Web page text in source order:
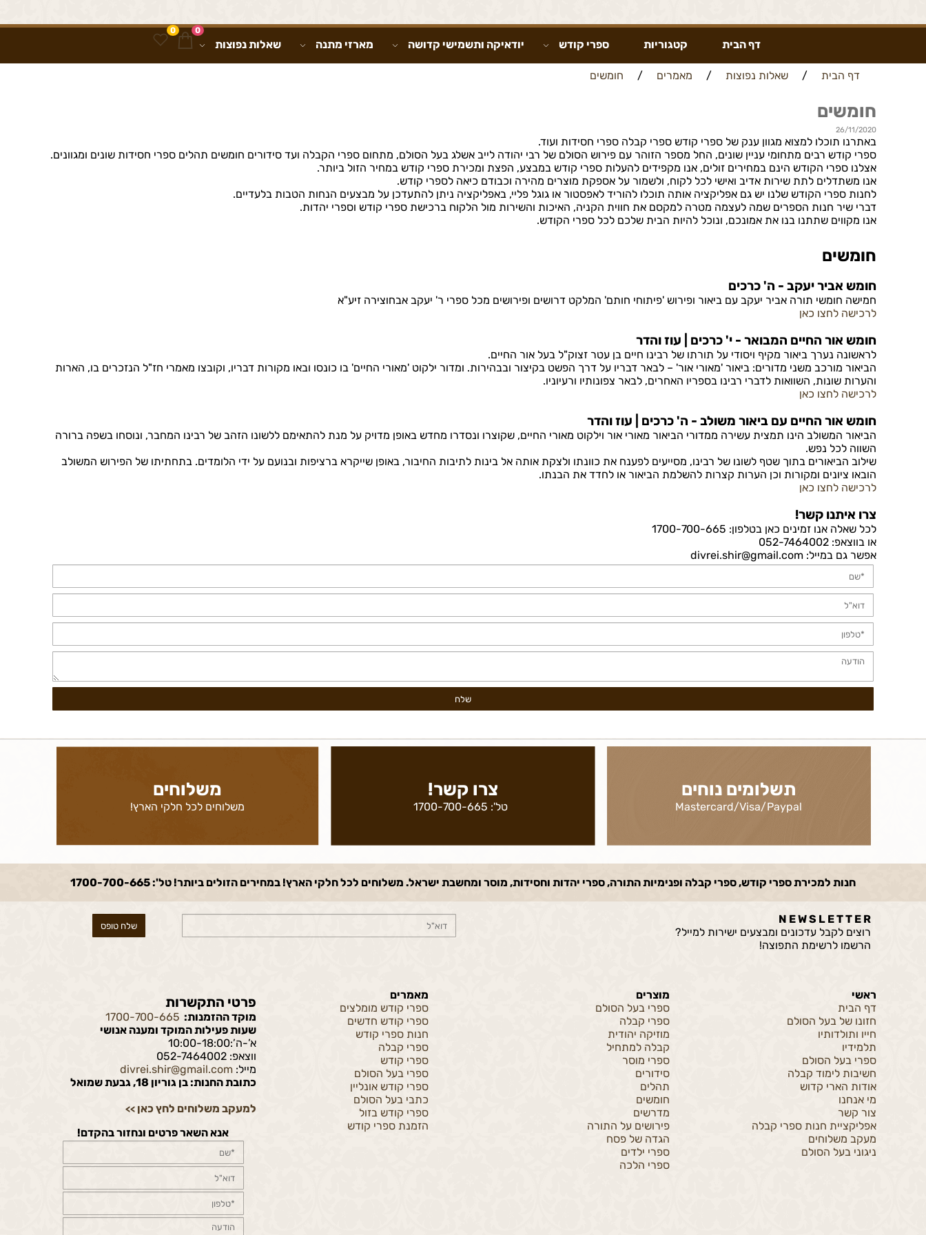
0 0
דף הבית קטגוריות ספרי קודש יודאיקה ותשמישי קדושה מארזי מתנה שאלות נפוצות
דף הבית / שאלות נפוצות / מאמרים / חומשים
חומשים
26/11/2020
באתרנו תוכלו למצוא מגוון ענק של ספרי קודש ספרי קבלה ספרי חסידות ועוד.
ספרי קודש רבים מתחומי עניין שונים, החל מספר הזוהר עם פירוש הסולם של רבי יהודה לייב אשלג בעל הסולם, מתחום ספרי הקבלה ועד סידורים חומשים תהלים ספרי חסידות שונים ומגוונים.
אצלנו ספרי הקודש הינם במחירים זולים, אנו מקפידים להעלות ספרי קודש במבצע, הפצת ומכירת ספרי קודש במחיר הזול ביותר.
אנו משתדלים לתת שירות אדיב ואישי לכל לקוח, ולשמור על אספקת מוצרים מהירה וכבודם כיאה לספרי קודש.
לחנות ספרי הקודש שלנו יש גם אפליקציה אותה תוכלו להוריד לאפסטור או גוגל פליי, באפליקציה ניתן להתעדכן על מבצעים הנחות הטבות בלעדיים.
דברי שיר חנות הספרים שמה לעצמה מטרה למקסם את חווית הקניה, האיכות והשירות מול הלקוח ברכישת ספרי קודש וספרי יהדות.
אנו מקווים שתתנו בנו את אמונכם, ונוכל להיות הבית שלכם לכל ספרי הקודש.
חומשים
חומש אביר יעקב - ה' כרכים
חמישה חומשי תורה אביר יעקב עם ביאור ופירוש 'פיתוחי חותם' המלקט דרושים ופירושים מכל ספרי ר' יעקב אבחוצירה זיע"א
לרכישה לחצו כאן
חומש אור החיים המבואר - י' כרכים | עוז והדר
לראשונה נערך ביאור מקיף ויסודי על תורתו של רבינו חיים בן עטר זצוק"ל בעל אור החיים.
הביאור מורכב משני מדורים: ביאור 'מאורי אור' – לבאר דבריו על דרך הפשט בקיצור ובבהירות. ומדור ילקוט 'מאורי החיים' בו כונסו ובאו מקורות דבריו, וקובצו מאמרי חז"ל הנזכרים בו, הארות
והערות שונות, השוואות לדברי רבינו בספריו האחרים, לבאר צפונותיו ורעיוניו.
לרכישה לחצו כאן
חומש אור החיים עם ביאור משולב - ה' כרכים | עוז והדר
הביאור המשולב הינו תמצית עשירה ממדורי הביאור מאורי אור וילקוט מאורי החיים, שקוצרו ונסדרו מחדש באופן מדויק על מנת להתאימם ללשונו הזהב של רבינו המחבר, ונוסחו בשפה ברורה
השווה לכל נפש.
שילוב הביאורים בתוך שטף לשונו של רבינו, מסייעים לפענח את כוונתו ולצקת אותה אל בינות לתיבות החיבור, באופן שייקרא ברציפות ובנועם על ידי הלומדים. בתחתיתו של הפירוש המשולב
הובאו ציונים ומקורות וכן הערות קצרות להשלמת הביאור או לחדד את הבנתו.
לרכישה לחצו כאן
צרו איתנו קשר!
לכל שאלה אנו זמינים כאן בטלפון: 1700-700-665
או בווצאפ: 052-7464002
אפשר גם במייל: divrei.shir@gmail.com
תשלומים נוחים
Mastercard/Visa/Paypal
צרו קשר!
טל': 1700-700-665
משלוחים
משלוחים לכל חלקי הארץ!
חנות למכירת ספרי קודש, ספרי קבלה ופנימיות התורה, ספרי יהדות וחסידות, מוסר ומחשבת ישראל. משלוחים לכל חלקי הארץ! במחירים הזולים ביותר! טל': 1700-700-665
N E W S L E T T E R
רוצים לקבל עדכונים ומבצעים ישירות למייל?
הרשמו לרשימת התפוצה!
ראשי
דף הבית
חזונו של בעל הסולם
חייו ותולדותיו
תלמידיו
ספרי בעל הסולם
חשיבות לימוד קבלה
אודות הארי קדוש
מי אנחנו
צור קשר
אפליקציית חנות ספרי קבלה
מעקב משלוחים
ניגוני בעל הסולם
מוצרים
ספרי בעל הסולם
ספרי קבלה
מוזיקה יהודית
קבלה למתחיל
ספרי מוסר
סידורים
תהלים
חומשים
מדרשים
פירושים על התורה
הגדה של פסח
ספרי ילדים
ספרי הלכה
מאמרים
ספרי קודש מומלצים
ספרי קודש חדשים
חנות ספרי קודש
ספרי קבלה
ספרי קודש
ספרי בעל הסולם
ספרי קודש אונליין
כתבי בעל הסולם
ספרי קודש בזול
הזמנת ספרי קודש
פרטי התקשרות
מוקד ההזמנות: 1700-700-665
שעות פעילות המוקד ומענה אנושי
א’-ה’:10:00-18:00
ווצאפ: 052-7464002
מייל: divrei.shir@gmail.com
כתובת החנות: בן גוריון 18, גבעת שמואל
למעקב משלוחים לחץ כאן >>
אנא השאר פרטים ונחזור בהקדם!